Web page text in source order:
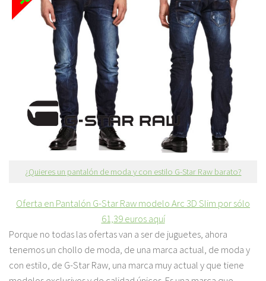
¿Quieres un pantalón de moda y con estilo G-Star Raw barato?
Oferta en Pantalón G-Star Raw modelo Arc 3D Slim por sólo
61,39 euros aquí
Porque no todas las ofertas van a ser de juguetes, ahora
tenemos un chollo de moda, de una marca actual, de moda y
con estilo, de G-Star Raw, una marca muy actual y que tiene